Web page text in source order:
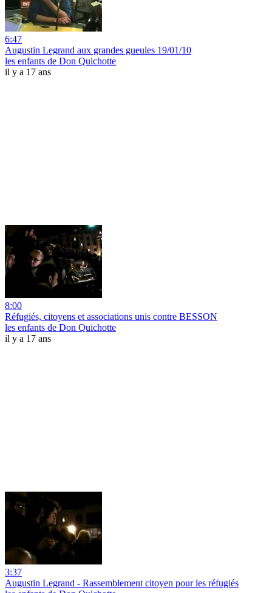
6:47
Augustin Legrand aux grandes gueules 19/01/10
les enfants de Don Quichotte
il y a 17 ans
8:00
Réfugiés, citoyens et associations unis contre BESSON
les enfants de Don Quichotte
il y a 17 ans
3:37
Augustin Legrand - Rassemblement citoyen pour les réfugiés